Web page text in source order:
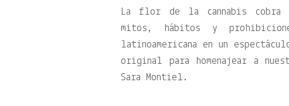
La flor de la cannabis cobra
mitos, hábitos y
latinoamericana en un
original para homenajear a
Sara Montiel.